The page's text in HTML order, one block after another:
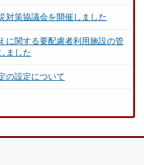
策協議会を開催しました
に関する要配慮者利用施設の管
ました
の設定について